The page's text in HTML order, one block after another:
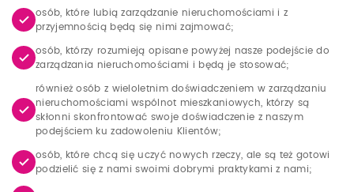
osób, które lubią zarządzanie nieruchomościami i z
przyjemnością będą się nimi zajmować;
osób, którzy rozumieją opisane powyżej nasze podejście do
zarządzania nieruchomościami i będą je stosować;
również osób z wieloletnim doświadczeniem w zarządzaniu
nieruchomościami wspólnot mieszkaniowych, którzy są
skłonni skonfrontować swoje doświadczenie z naszym
podejściem ku zadowoleniu Klientów;
osób, które chcą się uczyć nowych rzeczy, ale są też gotowi
podzielić się z nami swoimi dobrymi praktykami z nami;